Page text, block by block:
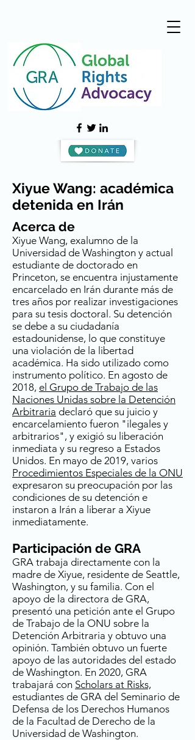
Xiyue Wang: académica
detenida en Irán
Acerca de
Xiyue Wang, exalumno de la
Universidad de Washington y actual
estudiante de doctorado en
Princeton, se encuentra injustamente
encarcelado en Irán durante más de
tres años por realizar investigaciones
para su tesis doctoral. Su detención
se debe a su ciudadanía
estadounidense, lo que constituye
una violación de la libertad
académica. Ha sido utilizado como
instrumento político. En agosto de
2018, el Grupo de Trabajo de las
Naciones Unidas sobre la Detención
Arbitraria declaró que su juicio y
encarcelamiento fueron "ilegales y
arbitrarios", y exigió su liberación
inmediata y su regreso a Estados
Unidos. En mayo de 2019, varios
Procedimientos Especiales de la ONU
expresaron su preocupación por las
condiciones de su detención e
instaron a Irán a liberar a Xiyue
inmediatamente.
Participación de GRA
GRA trabaja directamente con la
madre de Xiyue, residente de Seattle,
Washington, y su familia. Con el
apoyo de la directora de GRA,
presentó una petición ante el Grupo
de Trabajo de la ONU sobre la
Detención Arbitraria y obtuvo una
opinión. También obtuvo un fuerte
apoyo de las autoridades del estado
de Washington. En 2020, GRA
trabajará con Scholars at Risks,
estudiantes de GRA del Seminario de
Defensa de los Derechos Humanos
de la Facultad de Derecho de la
Universidad de Washington.